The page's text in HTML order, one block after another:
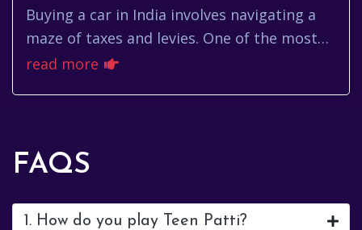
Buying a car in India involves navigating a
maze of taxes and levies. One of the most
significant is the Goods and Services Tax
read more
FAQS
1. How do you play Teen Patti?